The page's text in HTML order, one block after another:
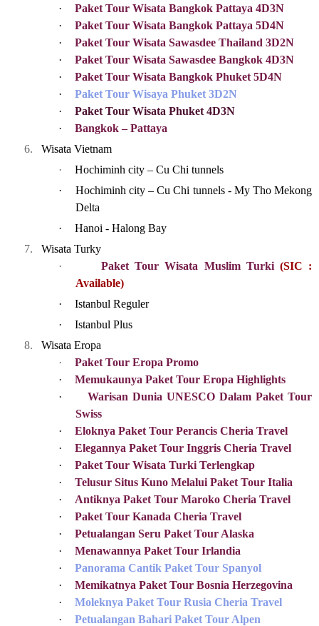
·
Paket Tour Wisata Bangkok Pattaya 4D3N
·
Paket Tour Wisata Bangkok Pattaya 5D4N
·
Paket Tour Wisata Sawasdee Thailand 3D2N
·
Paket Tour Wisata Sawasdee Bangkok 4D3N
·
Paket Tour Wisata Bangkok Phuket 5D4N
·
Paket Tour Wisaya Phuket 3D2N
·
Paket Tour Wisata Phuket 4D3N
·
Bangkok – Pattaya
6.
Wisata Vietnam
·
Hochiminh city – Cu Chi tunnels
·
Hochiminh city – Cu Chi tunnels - My Tho Mekong
Delta
·
Hanoi - Halong Bay
7.
Wisata Turky
·
Paket Tour Wisata Muslim Turki (SIC :
Available)
·
Istanbul Reguler
·
Istanbul Plus
8.
Wisata Eropa
·
Paket Tour Eropa Promo
·
Memukaunya Paket Tour Eropa Highlights
·
Warisan Dunia UNESCO Dalam Paket Tour
Swiss
·
Eloknya Paket Tour Perancis Cheria Travel
·
Elegannya Paket Tour Inggris Cheria Travel
·
Paket Tour Wisata Turki Terlengkap
·
Telusur Situs Kuno Melalui Paket Tour Italia
·
Antiknya Paket Tour Maroko Cheria Travel
·
Paket Tour Kanada Cheria Travel
·
Petualangan Seru Paket Tour Alaska
·
Menawannya Paket Tour Irlandia
·
Panorama Cantik Paket Tour Spanyol
·
Memikatnya Paket Tour Bosnia Herzegovina
·
Moleknya Paket Tour Rusia Cheria Travel
·
Petualangan Bahari Paket Tour Alpen